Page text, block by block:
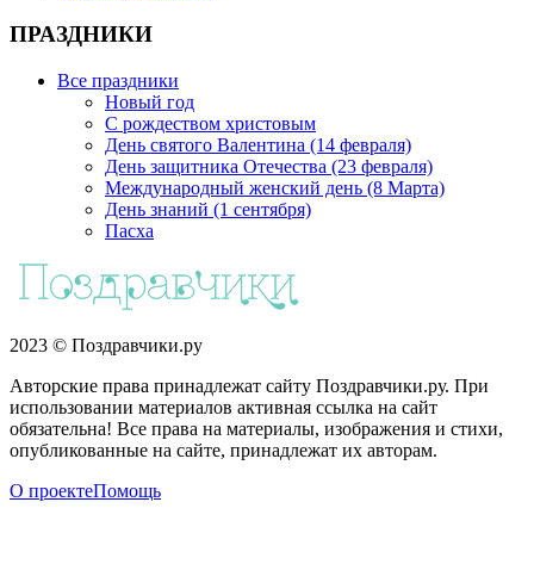
ПРАЗДНИКИ
Все праздники
Новый год
С рождеством христовым
День святого Валентина (14 февраля)
День защитника Отечества (23 февраля)
Международный женский день (8 Марта)
День знаний (1 сентября)
Пасха
2023 © Поздравчики.ру
Авторские права принадлежат сайту Поздравчики.ру. При
использовании материалов активная ссылка на сайт
обязательна! Все права на материалы, изображения и стихи,
опубликованные на сайте, принадлежат их авторам.
О проектеПомощь